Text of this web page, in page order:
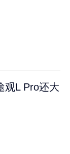
观L Pro还大